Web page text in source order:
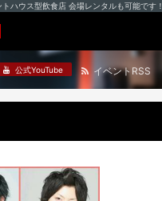
ハウス型飲食店 会場レンタルも可能です！
公式YouTube イベントRSS